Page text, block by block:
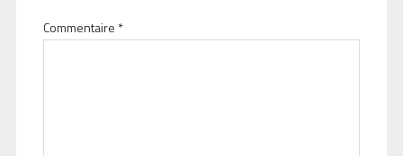
Commentaire *